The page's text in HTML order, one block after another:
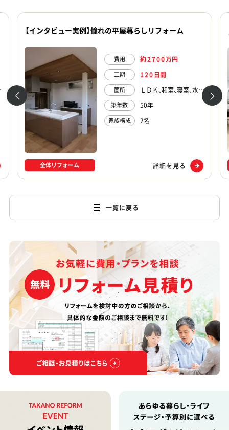
ローゼット
全体リフォーム
【インタビュー実例】憧れの平屋暮らしリフォーム
費用 約2700万円
工期 120日間
箇所 ＬＤＫ、和室、寝室、水廻り
築年数 50年
家族構成 2名
詳細を見る
一覧に戻る